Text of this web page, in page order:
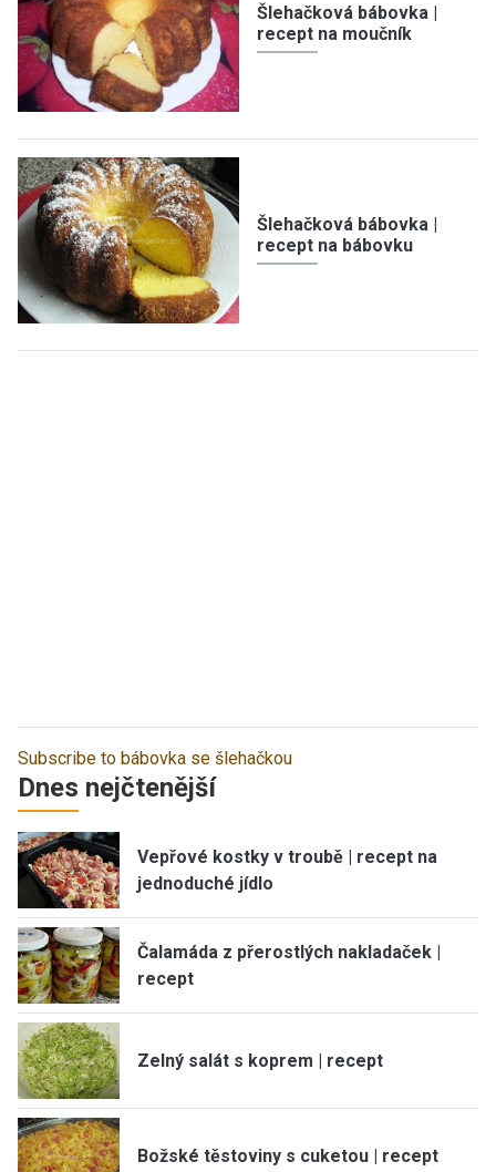
Šlehačková bábovka |
recept na moučník
Šlehačková bábovka |
recept na bábovku
Subscribe to bábovka se šlehačkou
Dnes nejčtenější
Vepřové kostky v troubě | recept na
jednoduché jídlo
Čalamáda z přerostlých nakladaček |
recept
Zelný salát s koprem | recept
Božské těstoviny s cuketou | recept